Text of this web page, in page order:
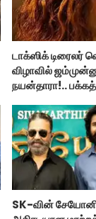
டாக்ஸிக் டிரைலர்
விழாவில்
நயன்தாரா!..
SK-வின்